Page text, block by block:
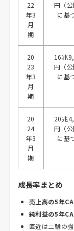
22
年3
月
期
円（
に基
20
23
年3
月
期
16兆
円（
に基
20
24
年3
月
期
20兆
円（
に基
成長率まとめ
売上高の5年
純利益の5年
直近は二輪の